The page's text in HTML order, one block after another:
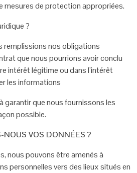
mesures deprotection appropriées.
?
remplissions nos obligations
que nous pourrions avoir conclu
intérêt légitime ou dans l’intérêt
les informations
garantir que nous fournissons les
possible.
NOUS VOS DONNÉES ?
nous pouvons être amenés à
personnelles vers des lieux situés en